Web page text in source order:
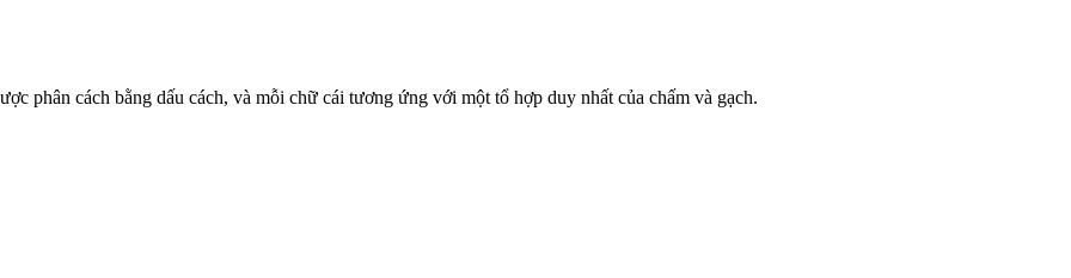
phân cách bằng dấu cách, và mỗi chữ cái tương ứng với một tổ hợp duy nhất của chấm và gạch.